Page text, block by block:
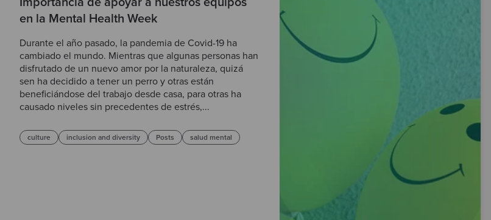
en la Mental Health Week
Durante el año pasado, la pandemia de Covid-19 ha
cambiado el mundo. Mientras que algunas personas han
disfrutado de un nuevo amor por la naturaleza, quizá
sen ha decidido a tener un perro y otras están
beneficiándose del trabajo desde casa, para otras ha
causado niveles sin precedentes de estrés,...
culture inclusion and diversity Posts salud mental